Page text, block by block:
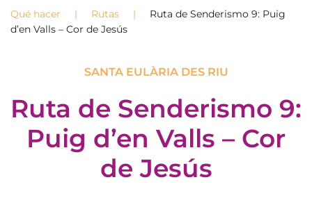
Qué hacer Rutas
Ruta de Senderismo 9: Puig
d’en Valls – Cor de Jesús
SANTA EULÀRIA DES RIU
Ruta de Senderismo 9:
Puig d’en Valls – Cor
de Jesús